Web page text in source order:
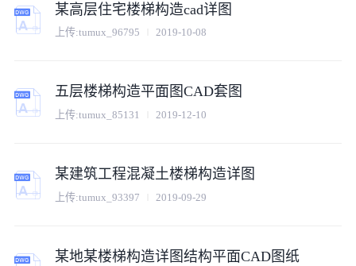
某高层住宅楼梯构造cad详图
上传:tumux_96795 2019-10-08
五层楼梯构造平面图CAD套图
上传:tumux_85131 2019-12-10
某建筑工程混凝土楼梯构造详图
上传:tumux_93397 2019-09-29
某地某楼梯构造详图结构平面CAD图纸